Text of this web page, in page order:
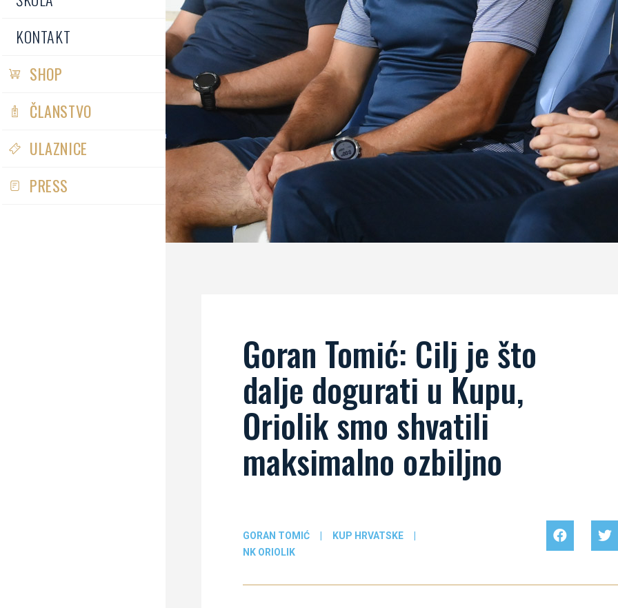
KONTAKT
SHOP
ČLANSTVO
ULAZNICE
PRESS
Goran Tomić: Cilj je što
dalje dogurati u Kupu,
Oriolik smo shvatili
maksimalno ozbiljno
GORAN TOMIĆ KUP HRVATSKE
NK ORIOLIK